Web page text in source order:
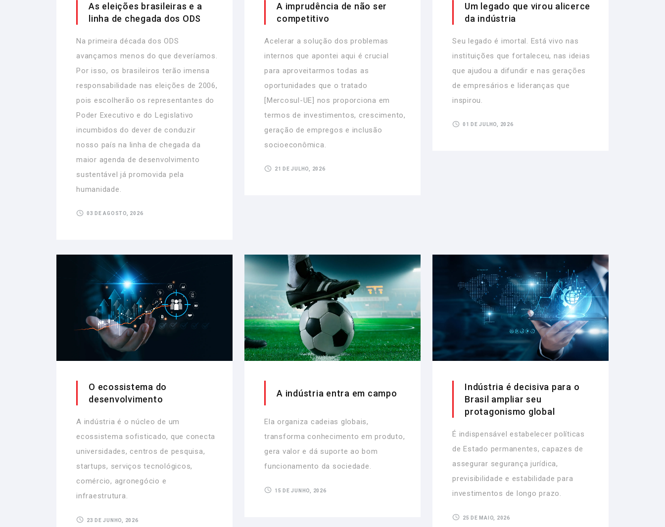
As eleições brasileiras e a
linha de chegada dos ODS
Na primeira década dos ODS
avançamos menos do que deveríamos.
Por isso, os brasileiros terão imensa
responsabilidade nas eleições de 2006,
pois escolherão os representantes do
Poder Executivo e do Legislativo
incumbidos do dever de conduzir
nosso país na linha de chegada da
maior agenda de desenvolvimento
sustentável já promovida pela
humanidade.
03 DE AGOSTO, 2026
A imprudência de não ser
competitivo
Acelerar a solução dos problemas
internos que apontei aqui é crucial
para aproveitarmos todas as
oportunidades que o tratado
[Mercosul-UE] nos proporciona em
termos de investimentos, crescimento,
geração de empregos e inclusão
socioeconômica.
21 DE JULHO, 2026
Um legado que virou alicerce
da indústria
Seu legado é imortal. Está vivo nas
instituições que fortaleceu, nas ideias
que ajudou a difundir e nas gerações
de empresários e lideranças que
inspirou.
01 DE JULHO, 2026
O ecossistema do
desenvolvimento
A indústria é o núcleo de um
ecossistema sofisticado, que conecta
universidades, centros de pesquisa,
startups, serviços tecnológicos,
comércio, agronegócio e
infraestrutura.
23 DE JUNHO, 2026
A indústria entra em campo
Ela organiza cadeias globais,
transforma conhecimento em produto,
gera valor e dá suporte ao bom
funcionamento da sociedade.
15 DE JUNHO, 2026
Indústria é decisiva para o
Brasil ampliar seu
protagonismo global
É indispensável estabelecer políticas
de Estado permanentes, capazes de
assegurar segurança jurídica,
previsibilidade e estabilidade para
investimentos de longo prazo.
25 DE MAIO, 2026